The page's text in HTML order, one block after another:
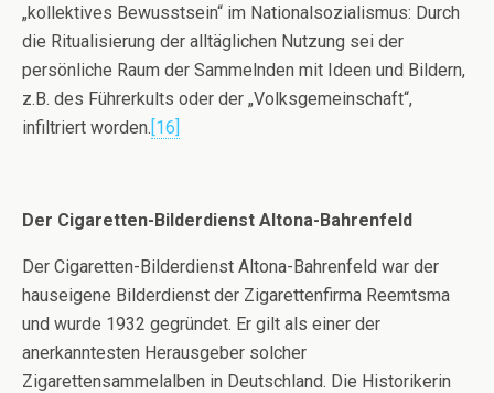
„kollektives Bewusstsein“ im Nationalsozialismus: Durch
die Ritualisierung der alltäglichen Nutzung sei der
persönliche Raum der Sammelnden mit Ideen und Bildern,
z.B. des Führerkults oder der „Volksgemeinschaft“,
infiltriert worden.[16]
Der Cigaretten-Bilderdienst Altona-Bahrenfeld
Der Cigaretten-Bilderdienst Altona-Bahrenfeld war der
hauseigene Bilderdienst der Zigarettenfirma Reemtsma
und wurde 1932 gegründet. Er gilt als einer der
anerkanntesten Herausgeber solcher
Zigarettensammelalben in Deutschland. Die Historikerin